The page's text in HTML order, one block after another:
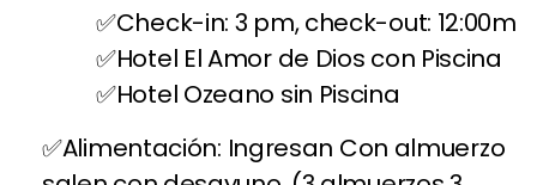
Check-in: 3 pm, check-out: 12:00m
Hotel El Amor de Dios con Piscina
Hotel Ozeano sin Piscina
Alimentación: Ingresan Con almuerzo